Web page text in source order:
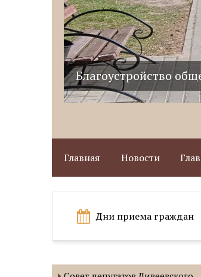
Благоустройство
Главная Новости
Дни приема граждан